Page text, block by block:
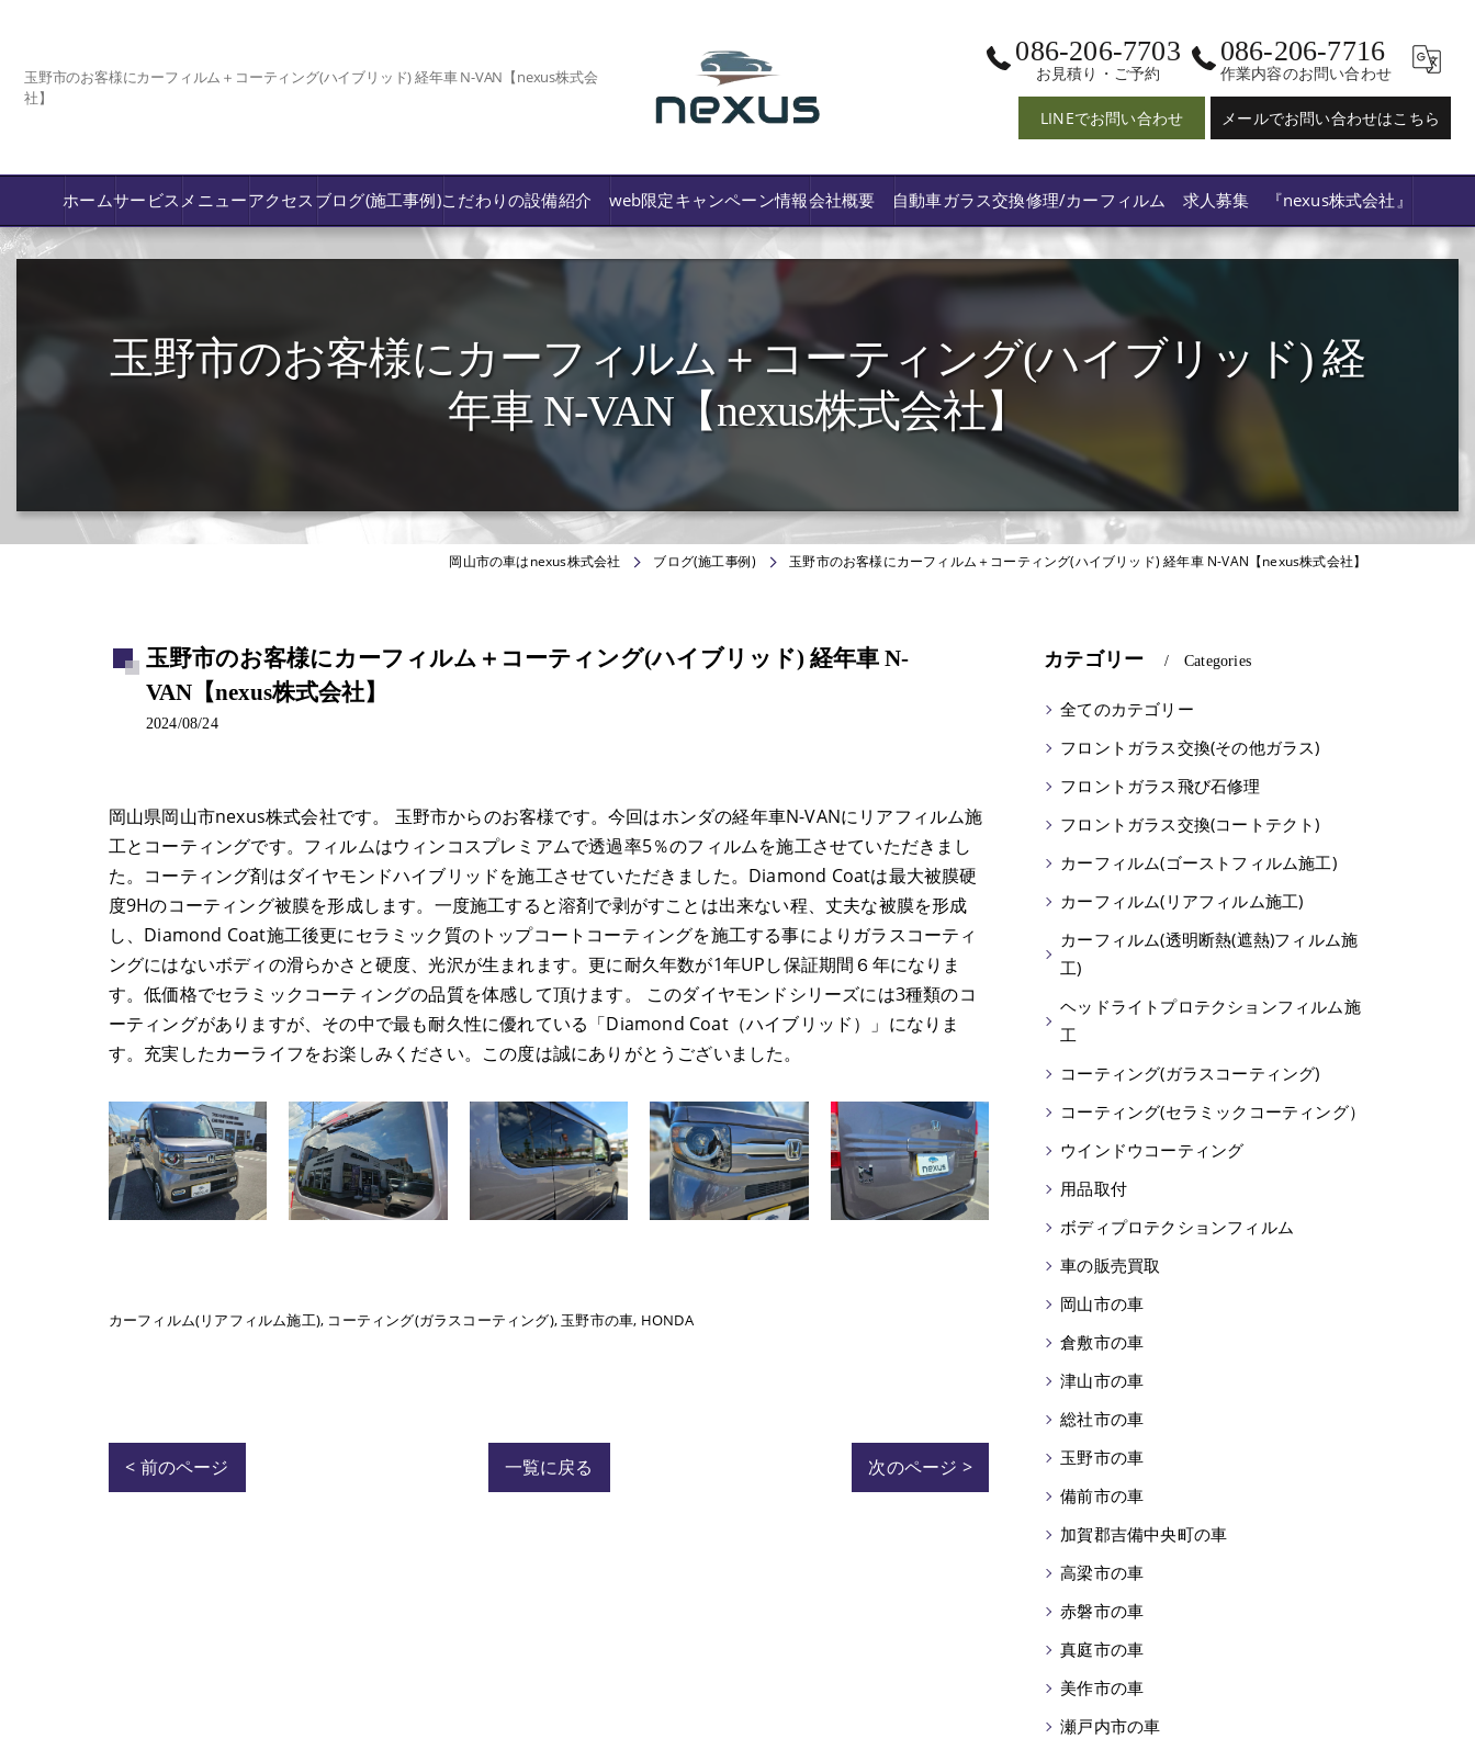
玉野市のお客様にカーフィルム＋コーティング(ハイブリッド) 経年車 N-VAN【nexus株式会
社】
086-206-7703
お見積り・ご予約
086-206-7716
作業内容のお問い合わせ
LINEでお問い合わせ メールでお問い合わせはこちら
ホームサービス メニュー
フロントガラス飛び石傷/補修修理か交換/費用や保険修理の可否など解説
カー用品取付･車販売･買取(ﾄﾞﾗﾚｺ･ﾅﾋﾞ等)
アクセス ブログ(施工事例)こだわりの設備紹介 web限定キャンペーン情報会社概要 自動車ガラス交換修理/カーフィルム 求人募集 『nexus株式会社』
玉野市のお客様にカーフィルム＋コーティング(ハイブリッド) 経
年車 N-VAN【nexus株式会社】
岡山市の車はnexus株式会社 ブログ(施工事例) 玉野市のお客様にカーフィルム＋コーティング(ハイブリッド) 経年車 N-VAN【nexus株式会社】
玉野市のお客様にカーフィルム＋コーティング(ハイブリッド) 経年車 N-
VAN【nexus株式会社】
2024/08/24
岡山県岡山市nexus株式会社です。 玉野市からのお客様です。今回はホンダの経年車N-VANにリアフィルム施
工とコーティングです。フィルムはウィンコスプレミアムで透過率5％のフィルムを施工させていただきまし
た。コーティング剤はダイヤモンドハイブリッドを施工させていただきました。Diamond Coatは最大被膜硬
度9Hのコーティング被膜を形成します。一度施工すると溶剤で剥がすことは出来ない程、丈夫な被膜を形成
し、Diamond Coat施工後更にセラミック質のトップコートコーティングを施工する事によりガラスコーティ
ングにはないボディの滑らかさと硬度、光沢が生まれます。更に耐久年数が1年UPし保証期間６年になりま
す。​​​​​低価格でセラミックコーティングの品質を体感して頂けます。 このダイヤモンドシリーズには3種類のコ
ーティングがありますが、その中で最も耐久性に優れている「Diamond Coat（ハイブリッド）」になりま
す。充実したカーライフをお楽しみください。この度は誠にありがとうございました。
カーフィルム(リアフィルム施工) コーティング(ガラスコーティング) 玉野市の車 HONDA
< 前のページ 一覧に戻る 次のページ >
カテゴリー Categories
全てのカテゴリー
フロントガラス交換(その他ガラス)
フロントガラス飛び石修理
フロントガラス交換(コートテクト)
カーフィルム(ゴーストフィルム施工)
カーフィルム(リアフィルム施工)
カーフィルム(透明断熱(遮熱)フィルム施
工)
ヘッドライトプロテクションフィルム施
工
コーティング(ガラスコーティング)
コーティング(セラミックコーティング）
ウインドウコーティング
用品取付
ボディプロテクションフィルム
車の販売買取
岡山市の車
倉敷市の車
津山市の車
総社市の車
玉野市の車
備前市の車
加賀郡吉備中央町の車
高梁市の車
赤磐市の車
真庭市の車
美作市の車
瀬戸内市の車